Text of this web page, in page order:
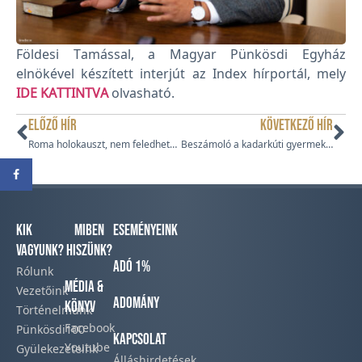
Földesi Tamással, a Magyar Pünkösdi Egyház
elnökével készített interjút az Index hírportál, mely
IDE KATTINTVAolvasható.
ELŐZŐ HÍR
Roma holokauszt, nem feledhető emberi sorsok
KÖVETKEZŐ HÍR
Beszámoló a kadarkúti gyermektáborról (2023)
Kik
vagyunk?
Rólunk
Vezetőink
Történelmünk​
Pünkösdi100
Gyülekezeteink​
Miben
hiszünk?
Média &
Könyv
Facebook​
Youtube
Eseményeink
Adó 1%
Adomány
Kapcsolat